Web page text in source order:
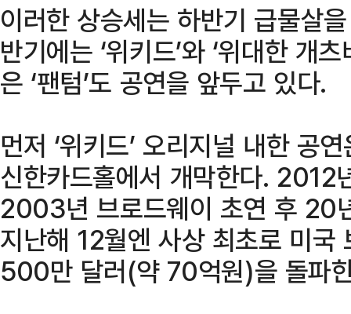
이러한 상승세는 하반기 급물살
반기에는 ‘위키드’와 ‘위대한 개
은 ‘팬텀’도 공연을 앞두고 있다.
먼저 ‘위키드’ 오리지널 내한 공
신한카드홀에서 개막한다. 2012
2003년 브로드웨이 초연 후 20
지난해 12월엔 사상 최초로 미국
500만 달러(약 70억원)을 돌파